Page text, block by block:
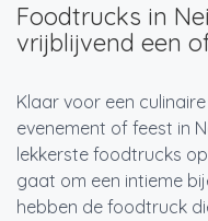
Foodtrucks in
vrijblijvend een
Klaar voor een
evenement of feest in
lekkerste foodtrucks
gaat om een intieme
hebben de foodtruck